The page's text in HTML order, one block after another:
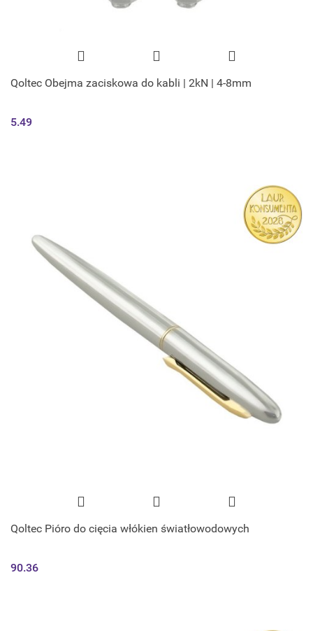
Qoltec Obejma zaciskowa do kabli | 2kN | 4-8mm
5.49
Qoltec Pióro do cięcia włókien światłowodowych
90.36